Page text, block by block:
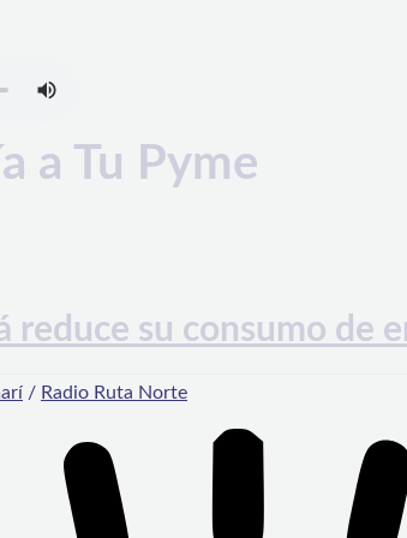
a Tu Pyme
reduce su consumo de
/ Radio Ruta Norte